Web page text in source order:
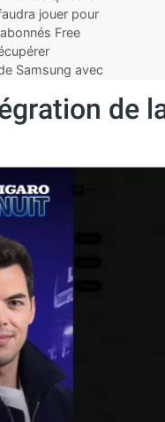
jouer pour
Free
Samsung avec
de